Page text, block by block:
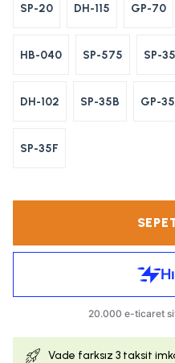
SP-20 DH-115 GP-70
HB-040 SP-575 SP-
DH-102 SP-35B GP-35
SP-35F
Vade farksız 3 taksit